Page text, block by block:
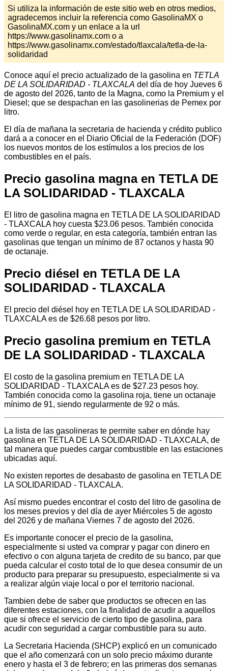
Si utiliza la información de este sitio web en otros medios,
agradecemos incluir la referencia como GasolinaMX o
GasolinaMX.com y un enlace a la url
https://www.gasolinamx.com o a
https://www.gasolinamx.com/estado/tlaxcala/tetla-de-la-
solidaridad
Conoce aquí el precio actualizado de la gasolina en TETLA
DE LA SOLIDARIDAD - TLAXCALA del día de hoy Jueves 6
de agosto del 2026, tanto de la Magna, como la Premium y el
Diesel; que se despachan en las gasolinerias de Pemex por
litro.
El día de mañana la secretaria de hacienda y crédito publico
dará a a conocer en el Diario Oficial de la Federación (DOF)
los nuevos montos de los estímulos a los precios de los
combustibles en el país.
Precio gasolina magna en TETLA DE
LA SOLIDARIDAD - TLAXCALA
El litro de gasolina magna en TETLA DE LA SOLIDARIDAD
- TLAXCALA hoy cuesta $23.06 pesos. También conocida
como verde o regular, en esta categoría, también entran las
gasolinas que tengan un mínimo de 87 octanos y hasta 90
de octanaje.
Precio diésel en TETLA DE LA
SOLIDARIDAD - TLAXCALA
El precio del diésel hoy en TETLA DE LA SOLIDARIDAD -
TLAXCALA es de $26.68 pesos por litro.
Precio gasolina premium en TETLA
DE LA SOLIDARIDAD - TLAXCALA
El costo de la gasolina premium en TETLA DE LA
SOLIDARIDAD - TLAXCALA es de $27.23 pesos hoy.
También conocida como la gasolina roja, tiene un octanaje
mínimo de 91, siendo regularmente de 92 o más.
La lista de las gasolineras te permite saber en dónde hay
gasolina en TETLA DE LA SOLIDARIDAD - TLAXCALA, de
tal manera que puedes cargar combustible en las estaciones
ubicadas aquí.
No existen reportes de desabasto de gasolina en TETLA DE
LA SOLIDARIDAD - TLAXCALA.
Así mismo puedes encontrar el costo del litro de gasolina de
los meses previos y del día de ayer Miércoles 5 de agosto
del 2026 y de mañana Viernes 7 de agosto del 2026.
Es importante conocer el precio de la gasolina,
especialmente si usted va comprar y pagar con dinero en
efectivo o con alguna tarjeta de credito de su banco, par que
pueda calcular el costo total de lo que desea consumir de un
producto para preparar su presupuesto, especialmente si va
a realizar algún viaje local o por el territorio nacional.
Tambien debe de saber que productos se ofrecen en las
diferentes estaciones, con la finalidad de acudir a aquellos
que si ofrece el servicio de cierto tipo de gasolina, para
acudir con seguridad a cargar combustible para su auto.
La Secretaria Hacienda (SHCP) explicó en un comunicado
que el año comenzará con un solo precio máximo durante
enero y hasta el 3 de febrero; en las primeras dos semanas